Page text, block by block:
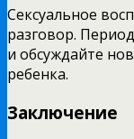
Сексуальное
разговор.
и обсуждайте
ребенка.
Заключение